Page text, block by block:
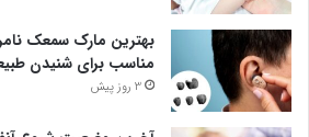
بهترین مارک سمعک
مناسب برای شنیدن
3 روز پیش